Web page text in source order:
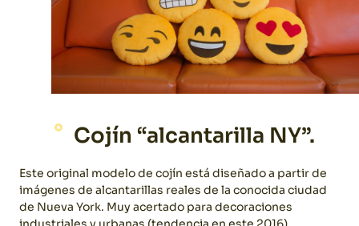
Cojín “alcantarilla NY”.
Este original modelo de cojín está diseñado a partir de
imágenes de alcantarillas reales de la conocida ciudad
de Nueva York. Muy acertado para decoraciones